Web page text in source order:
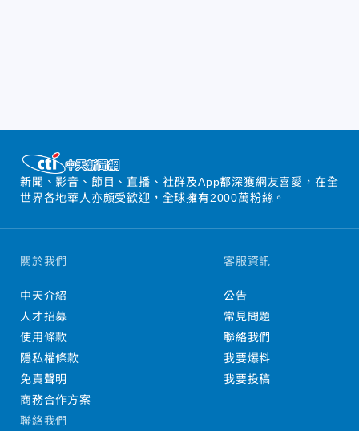
新聞、影音、節目、直播、社群及App都深獲網友喜愛，在全
世界各地華人亦頗受歡迎，全球擁有2000萬粉絲。
關於我們
中天介紹
人才招募
使用條款
隱私權條款
免責聲明
商務合作方案
客服資訊
公告
常見問題
聯絡我們
我要爆料
我要投稿
聯絡我們